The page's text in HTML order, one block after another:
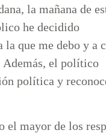
la mañana de
he decidido
que me debo y a
Además, el político
política y
el mayor de los